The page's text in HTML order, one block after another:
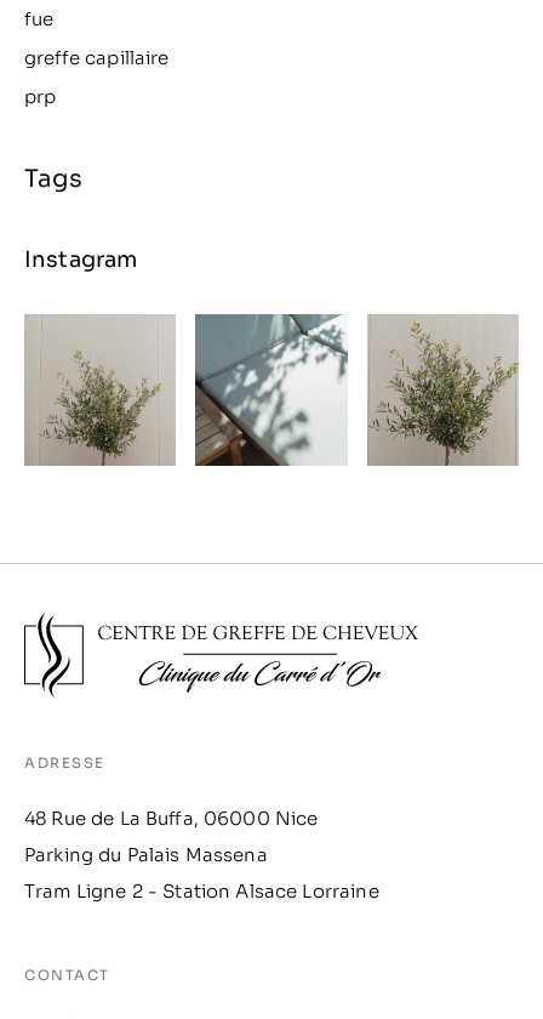
fue
greffe capillaire
prp
Instagram
ADRESSE
48 Rue de La Buffa, 06000 Nice
Parking du Palais Massena
Tram Ligne 2 - Station Alsace Lorraine
CONTACT